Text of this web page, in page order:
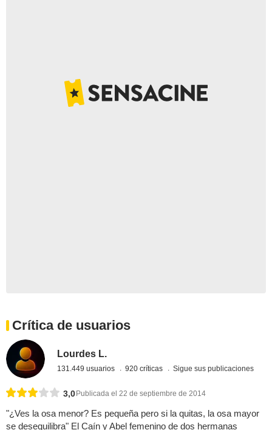
Crítica de usuarios
Lourdes L.
131.449 usuarios 920 críticas Sigue sus publicaciones
3,0 Publicada el 22 de septiembre de 2014
"¿Ves la osa menor? Es pequeña pero si la quitas, la osa mayor
se desequilibra" El Caín y Abel femenino de dos hermanas